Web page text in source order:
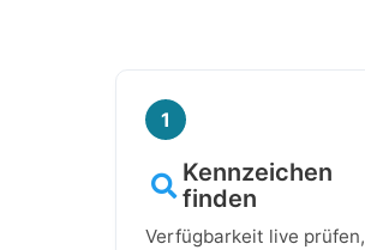
1
Kennzeichen
finden
Verfügbarkeit live prüfen,